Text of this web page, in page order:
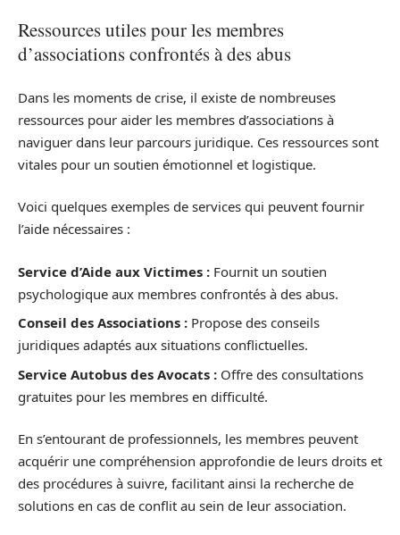
Ressources utiles pour les membres
d’associations confrontés à des abus
Dans les moments de crise, il existe de nombreuses
ressources pour aider les membres d’associations à
naviguer dans leur parcours juridique. Ces ressources sont
vitales pour un soutien émotionnel et logistique.
Voici quelques exemples de services qui peuvent fournir
l’aide nécessaires :
Service d’Aide aux Victimes : Fournit un soutien
psychologique aux membres confrontés à des abus.
Conseil des Associations : Propose des conseils
juridiques adaptés aux situations conflictuelles.
Service Autobus des Avocats : Offre des consultations
gratuites pour les membres en difficulté.
En s’entourant de professionnels, les membres peuvent
acquérir une compréhension approfondie de leurs droits et
des procédures à suivre, facilitant ainsi la recherche de
solutions en cas de conflit au sein de leur association.